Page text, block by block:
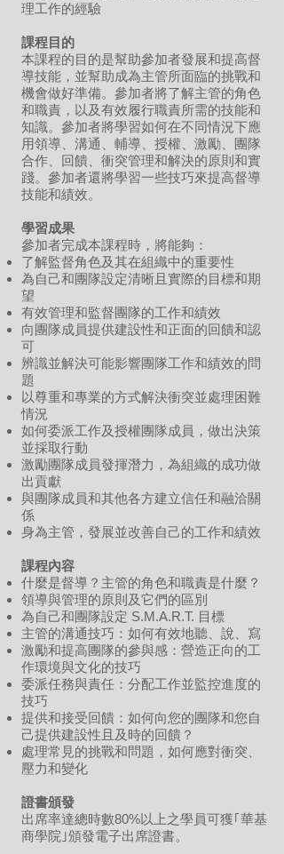
理工作的經驗
課程目的
本課程的目的是幫助參加者發展和提高督
導技能，並幫助成為主管所面臨的挑戰和
機會做好準備。參加者將了解主管的角色
和職責，以及有效履行職責所需的技能和
知識。參加者將學習如何在不同情況下應
用領導、溝通、輔導、授權、激勵、團隊
合作、回饋、衝突管理和解決的原則和實
踐。參加者還將學習一些技巧來提高督導
技能和績效。
學習成果
參加者完成本課程時，將能夠：
了解監督角色及其在組織中的重要性
為自己和團隊設定清晰且實際的目標和期
望
有效管理和監督團隊的工作和績效
向團隊成員提供建設性和正面的回饋和認
可
辨識並解決可能影響團隊工作和績效的問
題
以尊重和專業的方式解決衝突並處理困難
情況
如何委派工作及授權團隊成員，做出決策
並採取行動
激勵團隊成員發揮潛力，為組織的成功做
出貢獻
與團隊成員和其他各方建立信任和融洽關
係
身為主管，發展並改善自己的工作和績效
課程內容
什麼是督導？主管的角色和職責是什麼？
領導與管理的原則及它們的區別
為自己和團隊設定 S.M.A.R.T. 目標
主管的溝通技巧：如何有效地聽、說、寫
激勵和提高團隊的參與感：營造正向的工
作環境與文化的技巧
委派任務與責任：分配工作並監控進度的
技巧
提供和接受回饋：如何向您的團隊和您自
己提供建設性且及時的回饋？
處理常見的挑戰和問題，如何應對衝突、
壓力和變化
證書頒發
出席率達總時數80%以上之學員可獲｢華基
商學院｣頒發電子出席證書。